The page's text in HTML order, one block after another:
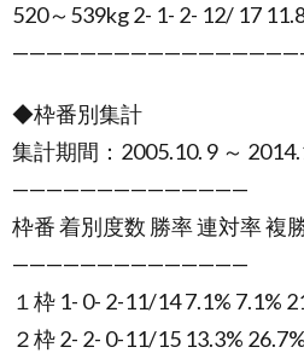
520～539kg 2- 1- 2- 12/ 17
◆枠番別集計
集計期間：2005.10. 9 ～
——————————————
枠番 着別度数 勝率 連対率 複
——————————————
１枠 1- 0- 2-11/14 7.1% 7.1%
２枠 2- 2- 0-11/15 13.3%